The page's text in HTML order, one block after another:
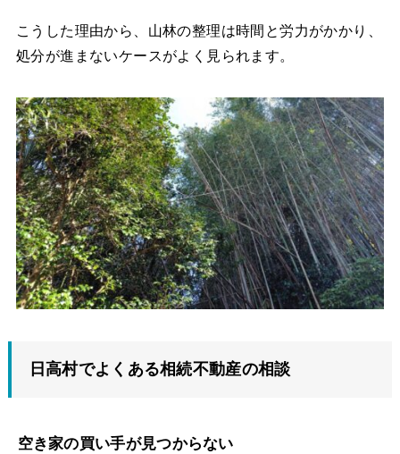
こうした理由から、山林の整理は時間と労力がかかり、
処分が進まないケースがよく見られます。
日高村でよくある相続不動産の相談
空き家の買い手が見つからない